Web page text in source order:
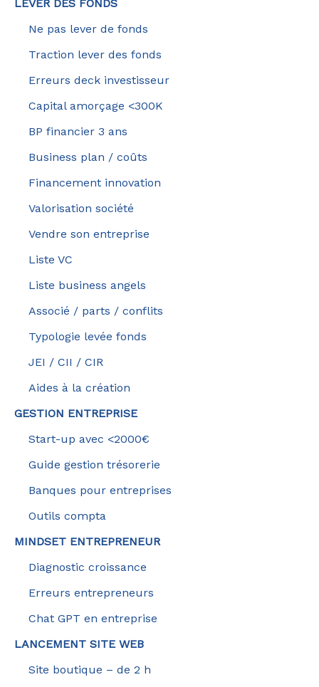
LEVER DES FONDS
Ne pas lever de fonds
Traction lever des fonds
Erreurs deck investisseur
Capital amorçage <300K
BP financier 3 ans
Business plan / coûts
Financement innovation
Valorisation société
Vendre son entreprise
Liste VC
Liste business angels
Associé / parts / conflits
Typologie levée fonds
JEI / CII / CIR
Aides à la création
GESTION ENTREPRISE
Start-up avec <2000€
Guide gestion trésorerie
Banques pour entreprises
Outils compta
MINDSET ENTREPRENEUR
Diagnostic croissance
Erreurs entrepreneurs
Chat GPT en entreprise
LANCEMENT SITE WEB
Site boutique – de 2 h